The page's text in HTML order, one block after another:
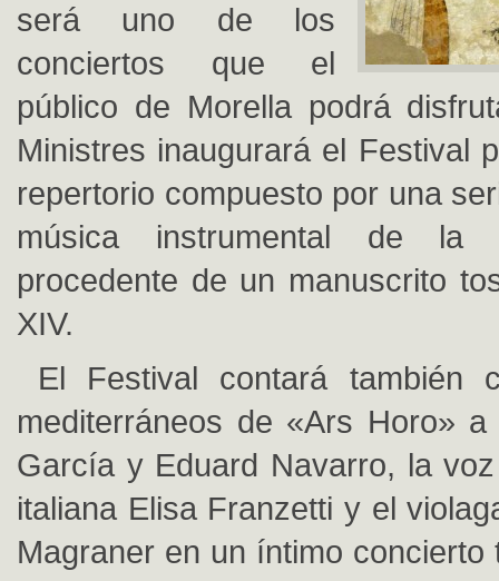
será uno de los
conciertos que el
público de Morella podrá
Ministres inaugurará el Festival
repertorio compuesto por una
música instrumental de la
procedente de un manuscrito
XIV.
El Festival contará también
mediterráneos de «Ars Horo»
García y Eduard Navarro, la
italiana Elisa Franzetti y el
Magraner en un íntimo concierto